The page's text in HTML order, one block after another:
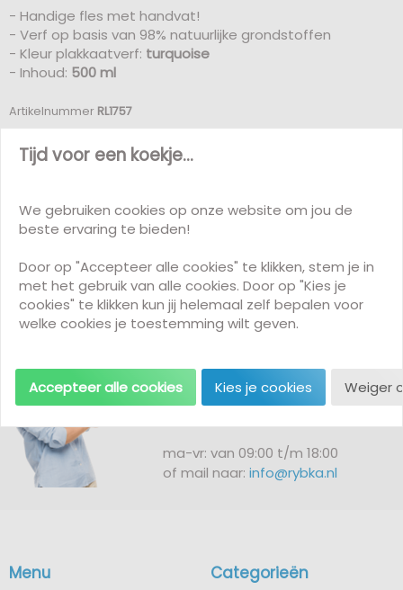
- Handige fles met handvat!
- Verf op basis van 98% natuurlijke grondstoffen
- Kleur plakkaatverf: turquoise
- Inhoud: 500 ml
Artikelnummer RL1757
Meer informatie over levertijden
Klantenservice
Neem contact met ons op!
+31 (0)72 511 2902
ma-vr: van 09:00 t/m 18:00
of mail naar:info@rybka.nl
Categorieën
Menu
Tijd voor een koekje...
We gebruiken cookies op onze website om jou de
beste ervaring te bieden!
Door op "Accepteer alle cookies" te klikken, stem je in
met het gebruik van alle cookies. Door op "Kies je
cookies" te klikken kun jij helemaal zelf bepalen voor
welke cookies je toestemming wilt geven.
Accepteer alle cookies Kies je cookies Weiger